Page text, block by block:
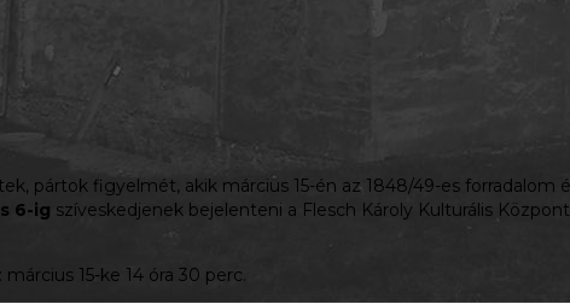
pártok figyelmét, akik március 15-én az 1848/49-es
6-ig szíveskedjenek bejelenteni a Flesch Károly Kulturális
15-ke 14 óra 30 perc.